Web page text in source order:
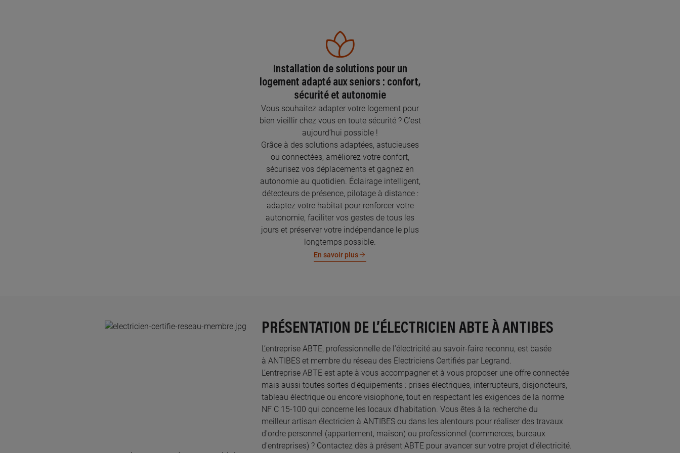
Installation de solutions pour un
logement adapté aux seniors : confort,
sécurité et autonomie
Vous souhaitez adapter votre logement pour
bien vieillir chez vous en toute sécurité ? C’est
aujourd’hui possible !
Grâce à des solutions adaptées, astucieuses
ou connectées, améliorez votre confort,
sécurisez vos déplacements et gagnez en
autonomie au quotidien. Éclairage intelligent,
détecteurs de présence, pilotage à distance :
adaptez votre habitat pour renforcer votre
autonomie, faciliter vos gestes de tous les
jours et préserver votre indépendance le plus
longtemps possible.
En savoir plus
PRÉSENTATION DE L’ÉLECTRICIEN ABTE À ANTIBES
L’entreprise ABTE, professionnelle de l’électricité au savoir-faire reconnu, est basée
à ANTIBES et membre du réseau des Electriciens Certifiés par Legrand.​
L’entreprise ABTE est apte à vous accompagner et à vous proposer une offre connectée
mais aussi toutes sortes d'équipements : prises électriques, interrupteurs, disjoncteurs,
tableau électrique ou encore visiophone, tout en respectant les exigences de la norme
NF C 15-100 qui concerne les locaux d’habitation. Vous êtes à la recherche du
meilleur artisan électricien à ANTIBES ou dans les alentours pour réaliser des travaux
d'ordre personnel (appartement, maison) ou professionnel (commerces, bureaux
d'entreprises) ? Contactez dès à présent ABTE pour avancer sur votre projet d’électricité.